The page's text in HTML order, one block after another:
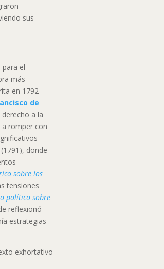
sus
el
más
en 1792
de
a la
romper con
(1791), donde
sobre los
tensiones
político sobre
reflexionó
estrategias
exhortativo